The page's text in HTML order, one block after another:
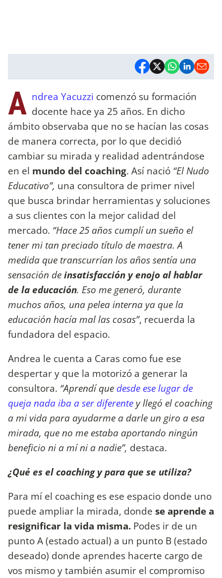
A ndrea Yacuzzi comenzó su formación
docente hace ya 25 años. En dicho
ámbito observaba que no se hacían las cosas
de manera correcta, por lo que decidió
cambiar su mirada y realidad adentrándose
en el mundo del coaching. Así nació “El Nudo
Educativo”, una consultora de primer nivel
que busca brindar herramientas y soluciones
a sus clientes con la mejor calidad del
mercado. “Hace 25 años cumplí un sueño el
tener mi tan preciado título de maestra. A
medida que transcurrían los años sentía una
sensación deinsatisfacción y enojo al hablar
de la educación. Eso me generó, durante
muchos años, una pelea interna ya que la
educación hacía mal las cosas”, recuerda la
fundadora del espacio.
Andrea le cuenta a Caras como fue ese
despertar y que la motorizó a generar la
consultora. “Aprendí que desde ese lugar de
queja nada iba a ser diferente y llegó el coaching
a mi vida para ayudarme a darle un giro a esa
mirada, que no me estaba aportando ningún
beneficio ni a mí ni a nadie”, destaca.
¿Qué es el coaching y para que se utiliza?
Para mí el coaching es ese espacio donde uno
puede ampliar la mirada, donde se aprende a
resignificar la vida misma. Podes ir de un
punto A (estado actual) a un punto B (estado
deseado) donde aprendes hacerte cargo de
vos mismo y también asumir el compromiso